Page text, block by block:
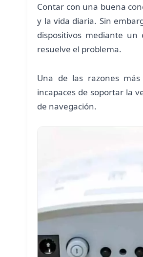
Contar con una buena
y la vida diaria. Sin
dispositivos mediante
resuelve el problema.
Una de las razones
incapaces de soportar la
de navegación.